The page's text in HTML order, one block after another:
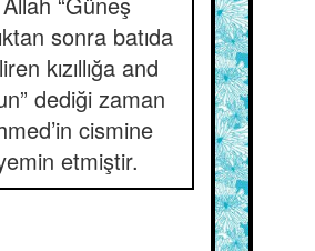
sonra batıda
kızıllığa and
dediği zaman
cismine
etmiştir.